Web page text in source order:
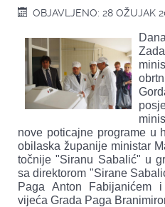
OBJAVLJENO: 28 OŽUJAK
nove poticajne programe u
obilaska županije ministar
točnije "Siranu Sabalić" u
sa direktorom "Sirane
Paga Anton Fabijanićem i
vijeća Grada Paga